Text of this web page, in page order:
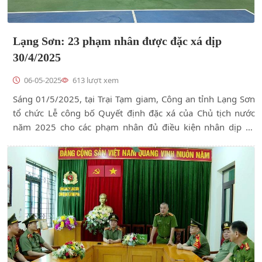
Lạng Sơn: 23 phạm nhân được đặc xá dịp
30/4/2025
06-05-2025 613 lượt xem
Sáng 01/5/2025, tại Trại Tạm giam, Công an tỉnh Lạng Sơn
tổ chức Lễ công bố Quyết định đặc xá của Chủ tịch nước
năm 2025 cho các phạm nhân đủ điều kiện nhân dịp kỷ
nước (30/4/1975 - 30/4/2025). Dự lễ công bố có đồng chí
Đoàn Thanh Sơn, Phó Chủ tịch UBND tỉnh; Đại tá Triệu Tuấn
Hải, Phó Giám đốc Công an tỉnh và một số phòng nghiệp
vụ...